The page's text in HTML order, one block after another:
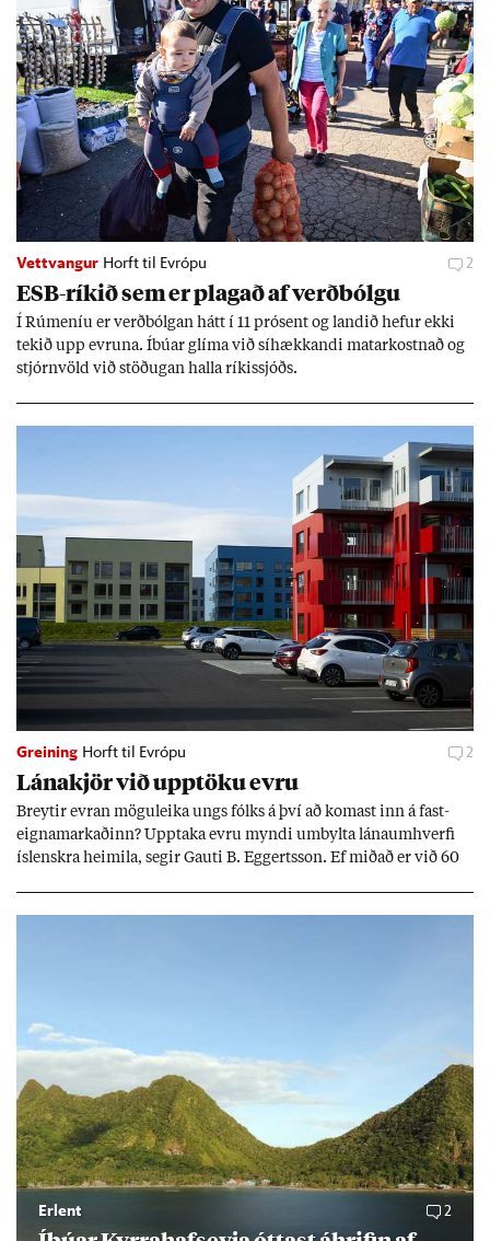
Vettvangur Horft til Evrópu 2
ESB-rík­ið sem er plag­að af verð­bólgu
Í Rúm­en­íu er verð­bólg­an hátt í 11 pró­sent og land­ið hef­ur ekki
tek­ið upp evr­una. Íbú­ar glíma við sí­hækk­andi mat­ar­kostn­að og
stjórn­völd við stöð­ug­an halla rík­is­sjóðs.
Greining Horft til Evrópu 2
Lána­kjör við upp­töku evru
Breyt­ir evr­an mögu­leika ungs fólks á því að kom­ast inn á fast­
eigna­mark­að­inn? Upp­taka evru myndi um­bylta lánaum­hverfi
ís­lenskra heim­ila, seg­ir Gauti B. Eggerts­son. Ef mið­að er við 60
Erlent 2